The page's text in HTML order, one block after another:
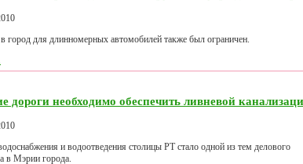
город для длинномерных автомобилей также был ограничен.
дороги необходимо обеспечить ливневой
и водоотведения столицы РТ стало одной из тем делового
в Мэрии города.